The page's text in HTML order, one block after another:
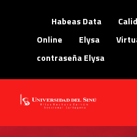
Habeas Data
Online
Elysa
contraseña Elysa